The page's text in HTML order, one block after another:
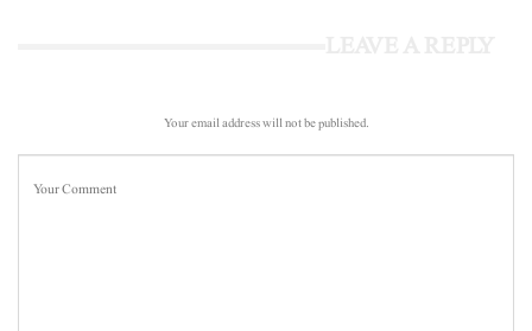
Your email address will not be published.